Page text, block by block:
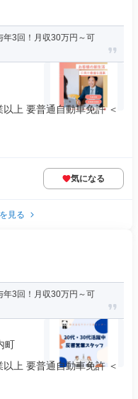
年3回！月収30万円～可
上 要普通自動車免許 ＜
気になる
見る
年3回！月収30万円～可
町
上 要普通自動車免許 ＜